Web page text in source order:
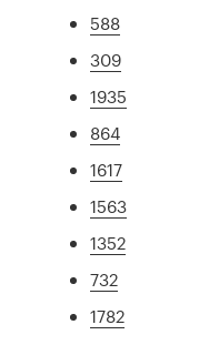
588
309
1935
864
1617
1563
1352
732
1782